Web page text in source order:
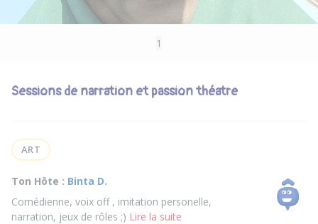
1
Sessions de narration et passion théatre
ART
Ton Hôte : Binta D.
Comédienne, voix off , imitation personelle,
narration, jeux de rôles ;) Lire la suite